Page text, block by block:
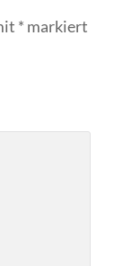
* markiert